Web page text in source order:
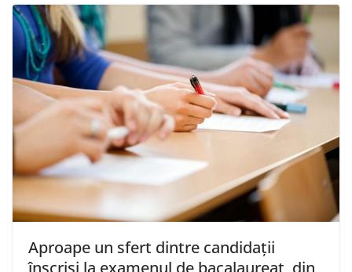
Aproape un sfert dintre candidații
înscriși la examenul de bacalaureat, din